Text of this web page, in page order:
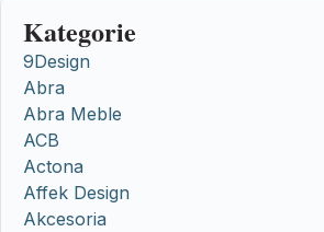
Kategorie
9Design
Abra
Abra Meble
ACB
Actona
Affek Design
Akcesoria